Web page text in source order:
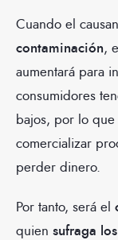
Cuando el
contaminación,
aumentará para
consumidores
bajos, por lo
comercializar
perder dinero.
Por tanto, será el
quien sufraga